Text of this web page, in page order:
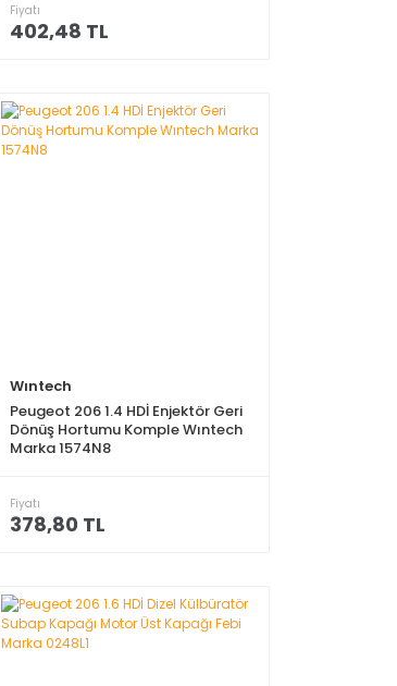
Fiyatı
402,48 TL
Wıntech
Peugeot 206 1.4 HDİ Enjektör Geri
Dönüş Hortumu Komple Wıntech
Marka 1574N8
Fiyatı
378,80 TL